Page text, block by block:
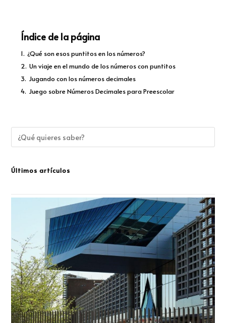
Índice de la página
1. ¿Qué son esos puntitos en los números?
2. Un viaje en el mundo de los números con puntitos
3. Jugando con los números decimales
4. Juego sobre Números Decimales para Preescolar
Últimos artículos